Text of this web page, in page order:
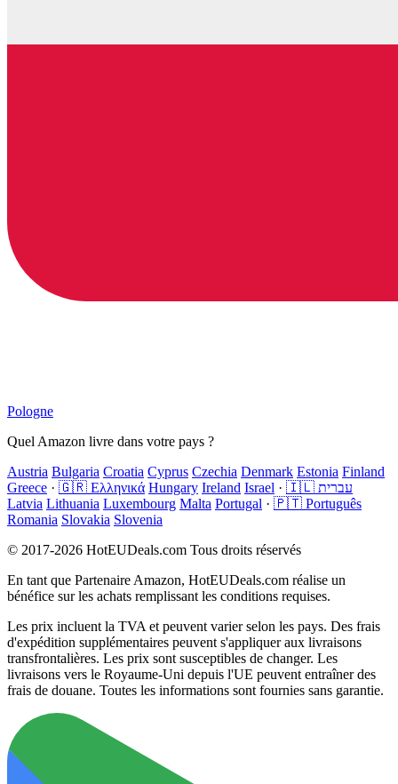
Pologne
Quel Amazon livre dans votre pays ?
Austria Bulgaria Croatia Cyprus Czechia Denmark Estonia Finland
Greece · 🇬🇷 Ελληνικά Hungary Ireland Israel ·
🇮🇱 עברית
Latvia Lithuania Luxembourg Malta Portugal · 🇵🇹 Português
Romania Slovakia Slovenia
© 2017-2026 HotEUDeals.com Tous droits réservés
En tant que Partenaire Amazon, HotEUDeals.com réalise un
bénéfice sur les achats remplissant les conditions requises.
Les prix incluent la TVA et peuvent varier selon les pays. Des frais
d'expédition supplémentaires peuvent s'appliquer aux livraisons
transfrontalières. Les prix sont susceptibles de changer. Les
livraisons vers le Royaume-Uni depuis l'UE peuvent entraîner des
frais de douane. Toutes les informations sont fournies sans garantie.